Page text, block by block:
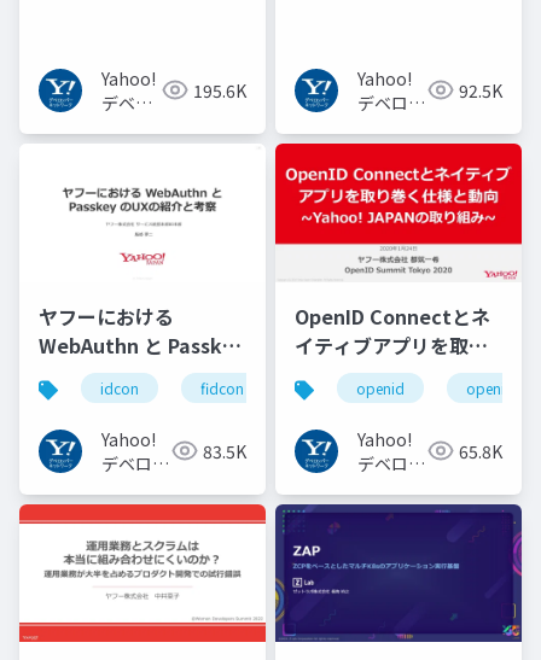
Yahoo!
デベロ
ネット
195.6K
Yahoo!
デベロッ
トワーク
92.5K
ヤフーにおける
WebAuthn と Passkey
の UX の紹介と考察
#idcon #fidcon
idcon fidcon
Yahoo!
デベロッ
トワーク
83.5K
OpenID Connectとネ
イティブアプリを取り
巻く仕様と動向 Yahoo!
JAPANの取り組み
#openid
#openid_tokyo
openid
Yahoo!
デベロッ
トワーク
65.8K